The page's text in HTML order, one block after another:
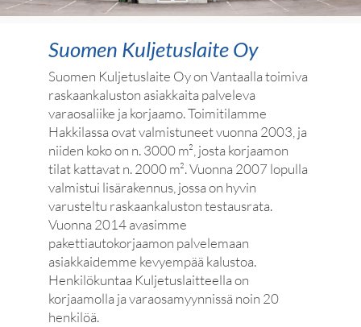
Suomen Kuljetuslaite Oy
Suomen Kuljetuslaite Oy on Vantaalla toimiva
raskaankaluston asiakkaita palveleva
varaosaliike ja korjaamo. Toimitilamme
Hakkilassa ovat valmistuneet vuonna 2003, ja
niiden koko on n. 3000 m², josta korjaamon
tilat kattavat n. 2000 m². Vuonna 2007 lopulla
valmistui lisärakennus, jossa on hyvin
varusteltu raskaankaluston testausrata.
Vuonna 2014 avasimme
pakettiautokorjaamon palvelemaan
asiakkaidemme kevyempää kalustoa.
Henkilökuntaa Kuljetuslaitteella on
korjaamolla ja varaosamyynnissä noin 20
henkilöä.